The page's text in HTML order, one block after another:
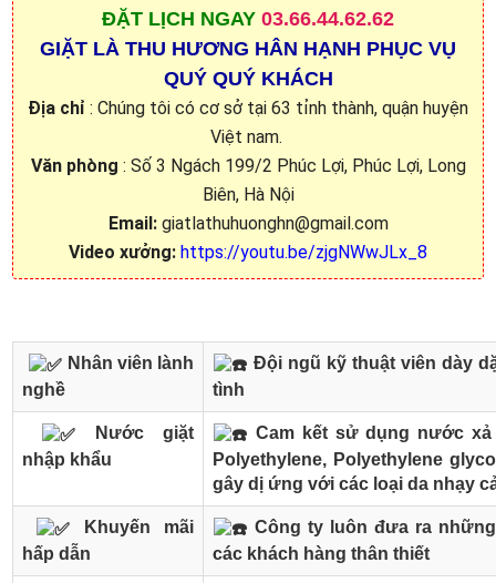
ĐẶT LỊCH NGAY 03.66.44.62.62
GIẶT LÀ THU HƯƠNG HÂN HẠNH PHỤC VỤ
QUÝ QUÝ KHÁCH
Địa chỉ : Chúng tôi có cơ sở tại 63 tỉnh thành, quận huyện
Việt nam.
Văn phòng : Số 3 Ngách 199/2 Phúc Lợi, Phúc Lợi, Long
Biên, Hà Nội
Email:giatlathuhuonghn@gmail.com
Video xưởng: https://youtu.be/zjgNWwJLx_8
Nhân viên lành
nghề
Đội ngũ kỹ thuật viên dày
tình
Nước giặt
nhập khẩu
Cam kết sử dụng nước
Polyethylene, Polyethylene
gây dị ứng với các loại da nhạy
Khuyến mãi
hấp dẫn
Công ty luôn đưa ra
các khách hàng thân thiết